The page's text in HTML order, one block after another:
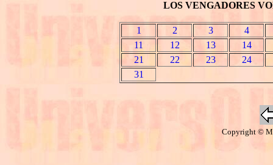
LOS VENGADORES
1 2 3
4
11
12 13
14
21
22 23
24
31
Copyright ©